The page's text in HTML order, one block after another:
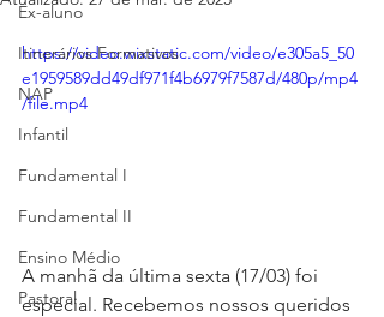
Ex-aluno
Itinerários Formativos
NAP
Infantil
Fundamental I
Fundamental II
Ensino Médio
Pastoral
https://video.wixstatic.com/video/e305a5_50
e1959589dd49df971f4b6979f7587d/480p/mp4
/file.mp4
A manhã da última sexta (17/03) foi
especial. Recebemos nossos queridos